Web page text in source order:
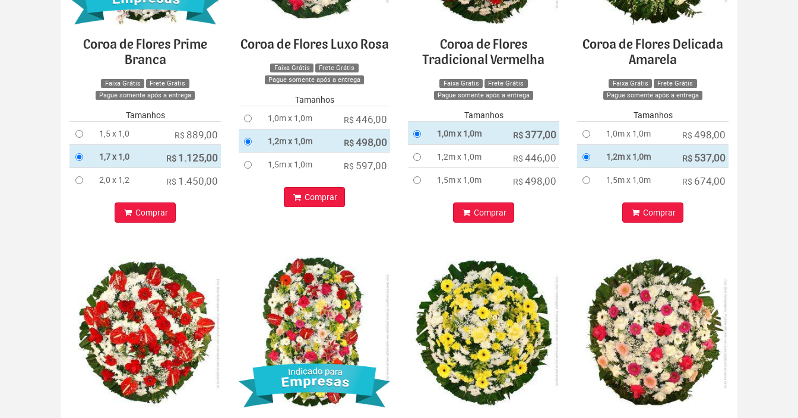
Coroa de Flores Prime
Branca
Faixa Grátis
Frete Grátis
Pague somente após a entrega
Tamanhos
1,5 x 1,0
R$ 889,00
1,7 x 1,0 R$ 1.125,00
2,0 x 1,2 R$ 1.450,00
Comprar
Coroa de Flores Luxo Rosa
Faixa Grátis
Frete Grátis
Pague somente após a entrega
Tamanhos
1,0m x 1,0m
R$ 446,00
1,2m x 1,0m R$498,00
1,5m x 1,0m R$ 597,00
Comprar
Coroa de Flores
Tradicional Vermelha
Faixa Grátis
Frete Grátis
Pague somente após a entrega
Tamanhos
1,0m x 1,0m
R$ 377,00
1,2m x 1,0m R$ 446,00
1,5m x 1,0m R$ 498,00
Comprar
Coroa de Flores Delicada
Amarela
Faixa Grátis
Frete Grátis
Pague somente após a entrega
Tamanhos
1,0m x 1,0m
R$ 498,00
1,2m x 1,0m R$ 537,00
1,5m x 1,0m R$ 674,00
Comprar